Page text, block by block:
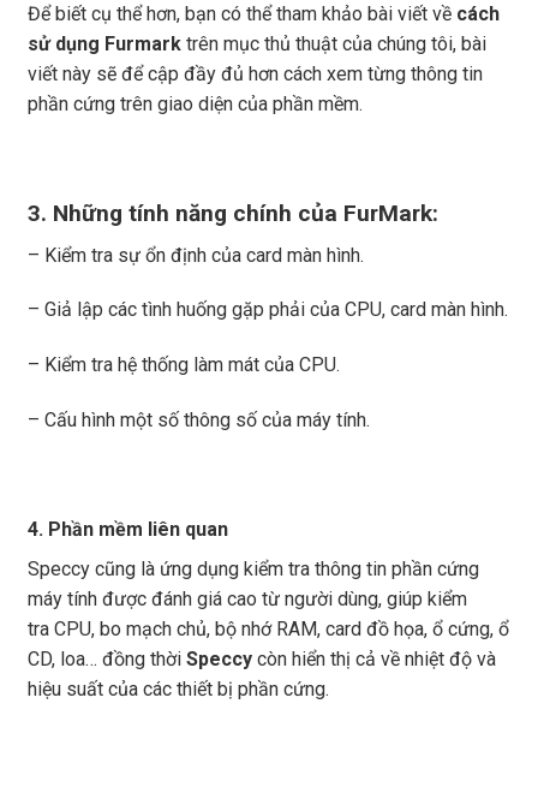
Để biết cụ thể hơn, bạn có thể tham khảo bài viết về cách
sử dụng Furmark trên mục thủ thuật của chúng tôi, bài
viết này sẽ để cập đầy đủ hơn cách xem từng thông tin
phần cứng trên giao diện của phần mềm.
3. Những tính năng chính của FurMark:
– Kiểm tra sự ổn định của card màn hình.
– Giả lập các tình huống gặp phải của CPU, card màn hình.
– Kiểm tra hệ thống làm mát của CPU.
– Cấu hình một số thông số của máy tính.
4. Phần mềm liên quan
Speccy cũng là ứng dụng kiểm tra thông tin phần cứng
máy tính được đánh giá cao từ người dùng, giúp kiểm
tra CPU, bo mạch chủ, bộ nhớ RAM, card đồ họa, ổ cứng, ổ
CD, loa… đồng thời Speccy còn hiển thị cả về nhiệt độ và
hiệu suất của các thiết bị phần cứng.